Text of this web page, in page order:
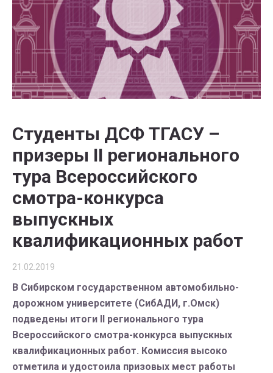
Студенты ДСФ ТГАСУ –
призеры II регионального
тура Всероссийского
смотра-конкурса
выпускных
квалификационных работ
21.02.2019
В Сибирском государственном автомобильно-
дорожном университете (СибАДИ, г.Омск)
подведены итоги II регионального тура
Всероссийского смотра-конкурса выпускных
квалификационных работ. Комиссия высоко
отметила и удостоила призовых мест работы